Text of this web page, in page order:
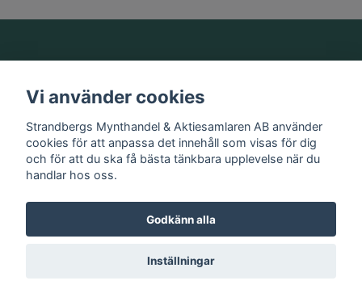
Information
Sociala medier
© 2026 Strandbergs Mynthandel & Aktiesamlaren AB
Vi använder cookies
Strandbergs Mynthandel & Aktiesamlaren AB använder
cookies för att anpassa det innehåll som visas för dig
och för att du ska få bästa tänkbara upplevelse när du
handlar hos oss.
Godkänn alla
Inställningar